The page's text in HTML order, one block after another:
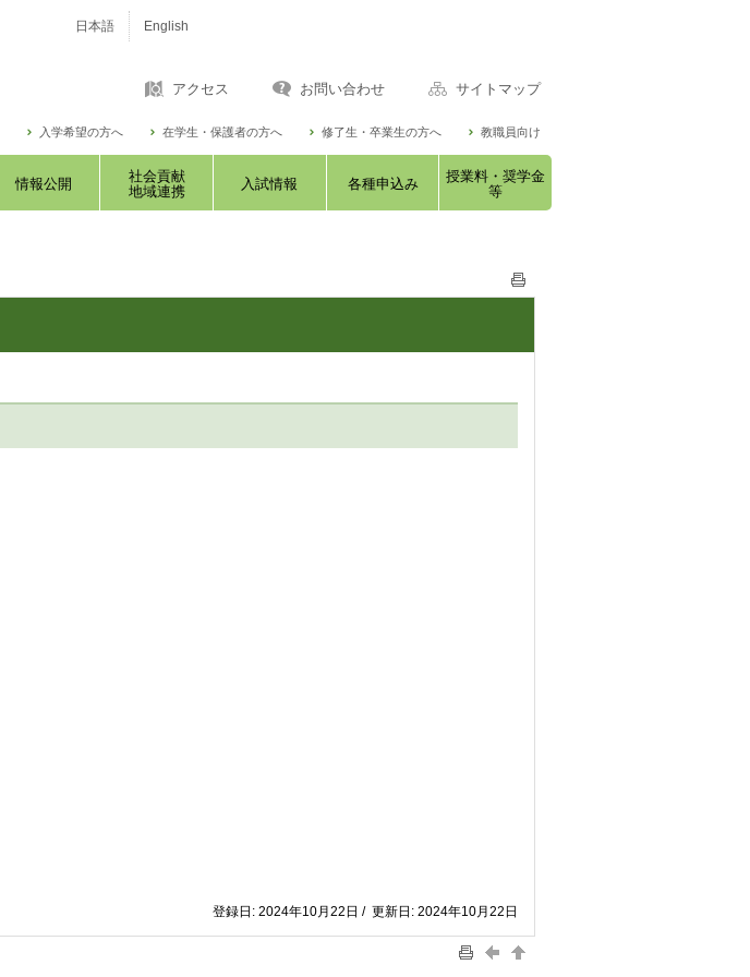
日本語 English
アクセス お問い合わせ サイトマップ
入学希望の方へ 在学生・保護者の方へ 修了生・卒業生の方へ 教職員向け
情報公開
社会貢献
地域連携
入試情報 各種申込み
授業料・奨学金
等
登録日: 2024年10月22日 / 更新日: 2024年10月22日